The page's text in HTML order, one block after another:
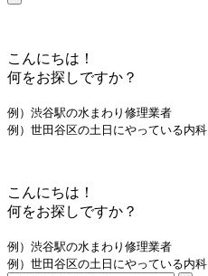
こんにちは！
何をお探しですか？
例）渋谷駅の水まわり修理業者
例）世田谷区の土日にやっている内科
こんにちは！
何をお探しですか？
例）渋谷駅の水まわり修理業者
例）世田谷区の土日にやっている内科